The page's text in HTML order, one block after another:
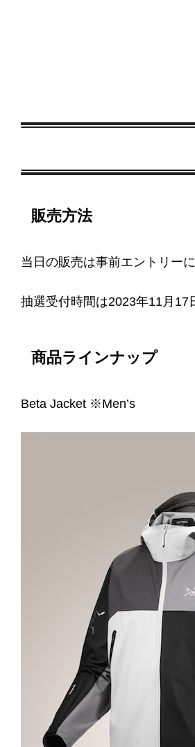
販売方法
当日の販売は事前エントリー
抽選受付時間は2023年11月
商品ラインナップ
Beta Jacket ※Men’s